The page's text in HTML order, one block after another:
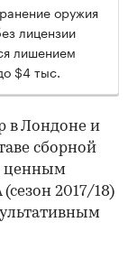
оружия
лицензии
лишением
$4 тыс.
в Лондоне и
сборной
ценным
2017/18)